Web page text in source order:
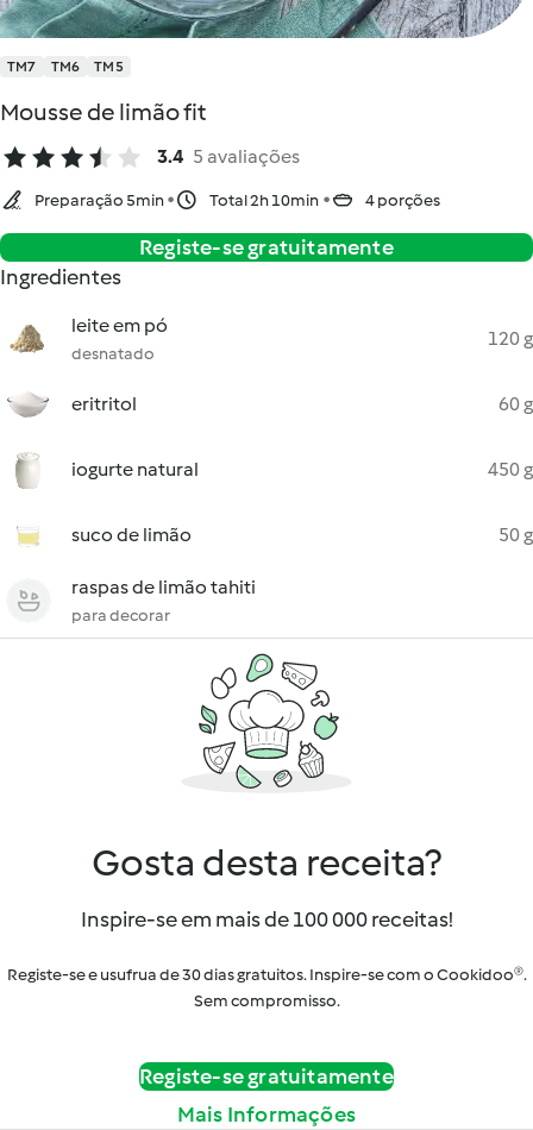
TM7 TM6 TM5
Mousse de limão fit
3.4 5 avaliações
Preparação 5min Total 2h 10min 4 porções
Registe-se gratuitamente
Ingredientes
leite em pó
desnatado
120 g
eritritol 60 g
iogurte natural 450 g
suco de limão 50 g
raspas de limão tahiti
para decorar
Gosta desta receita?
Inspire-se em mais de 100 000 receitas!
Registe-se e usufrua de 30 dias gratuitos. Inspire-se com o Cookidoo®.
Sem compromisso.
Registe-se gratuitamente
Mais Informações